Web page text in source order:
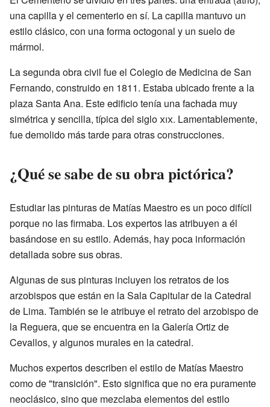
una capilla y el cementerio en sí. La capilla mantuvo un
estilo clásico, con una forma octogonal y un suelo de
mármol.
La segunda obra civil fue el Colegio de Medicina de San
Fernando, construido en 1811. Estaba ubicado frente a la
plaza Santa Ana. Este edificio tenía una fachada muy
simétrica y sencilla, típica del sigloxix. Lamentablemente,
fue demolido más tarde para otras construcciones.
¿Qué se sabe de su obra pictórica?
Estudiar las pinturas de Matías Maestro es un poco difícil
porque no las firmaba. Los expertos las atribuyen a él
basándose en su estilo. Además, hay poca información
detallada sobre sus obras.
Algunas de sus pinturas incluyen los retratos de los
arzobispos que están en la Sala Capitular de la Catedral
de Lima. También se le atribuye el retrato del arzobispo de
la Reguera, que se encuentra en la Galería Ortiz de
Cevallos, y algunos murales en la catedral.
Muchos expertos describen el estilo de Matías Maestro
como de "transición". Esto significa que no era puramente
neoclásico, sino que mezclaba elementos del estilo